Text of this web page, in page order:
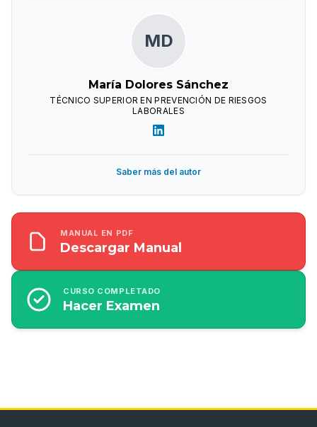
MD
María Dolores Sánchez
TÉCNICO SUPERIOR EN PREVENCIÓN DE RIESGOS
LABORALES
Saber más del autor
MANUAL EN PDF
Descargar Manual
CURSO COMPLETADO
Hacer Examen